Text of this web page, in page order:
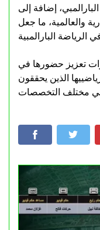
إضافة إلى
والعالمية، ما جعل
تعزيز حضورها في
الذين يحققون